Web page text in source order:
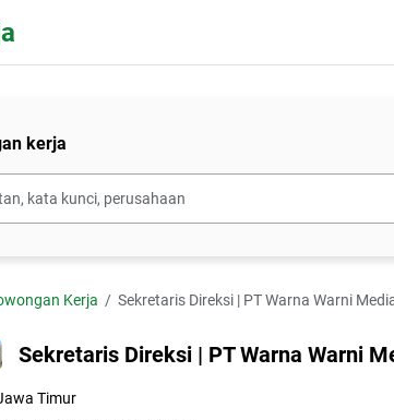
kerja
Kerja Sekretaris Direksi | PT Warna Warni
Sekretaris Direksi | PT Warna Warni
Timur